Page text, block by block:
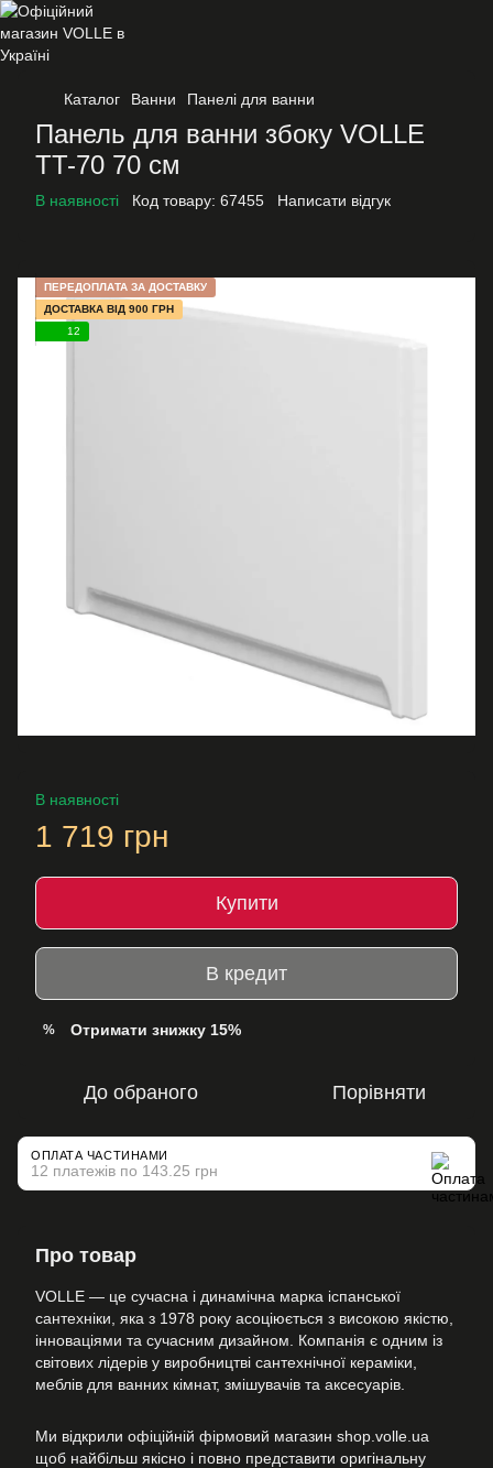
Каталог Ванни Панелі для ванни
Панель для ванни збоку VOLLE
TT-70 70 см
В наявності Код товару: 67455 Написати відгук
ПЕРЕДОПЛАТА ЗА ДОСТАВКУ
ДОСТАВКА ВІД 900 ГРН
12
В наявності
1 719 грн
Купити
В кредит
% Отримати знижку 15%
До обраного Порівняти
ОПЛАТА ЧАСТИНАМИ
12 платежів по 143.25 грн
Про товар
VOLLE — це сучасна і динамічна марка іспанської
сантехніки, яка з 1978 року асоціюється з високою якістю,
інноваціями та сучасним дизайном. Компанія є одним із
світових лідерів у виробництві сантехнічної кераміки,
меблів для ванних кімнат, змішувачів та аксесуарів.
Ми відкрили офіційній фірмовий магазин shop.volle.ua
щоб найбільш якісно і повно представити оригінальну